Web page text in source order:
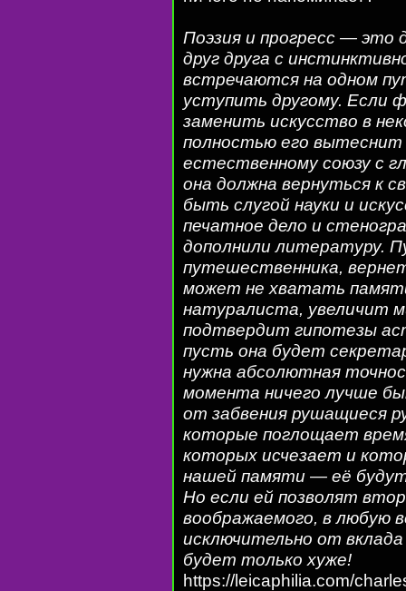
Поэзия и прогресс — это
друг друга с
встречаются на одном
уступить другому. Если
заменить искусство в
полностью его
естественному союзу с
она должна вернуться к
быть слугой науки и
печатное дело и
дополнили литературу.
путешественника,
может не хватать
натуралиста, увеличит
подтвердит гипотезы
пусть она будет
нужна абсолютная
момента ничего лучше
от забвения рушащиеся
которые поглощает
которых исчезает и
нашей памяти — её
Но если ей позволят
воображаемого, в любую
исключительно от
будет только хуже!
https://leicaphilia.com/